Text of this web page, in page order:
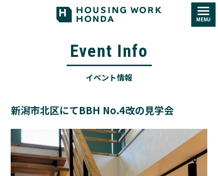
MENU
Event Info
イベント情報
新潟市北区にてBBH No.4改の見学会